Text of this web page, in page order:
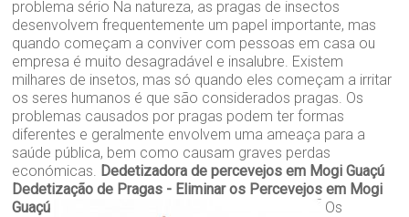
problema sério Na natureza, as pragas de insectos
desenvolvem frequentemente um papel importante, mas
quando começam a conviver com pessoas em casa ou
empresa é muito desagradável e insalubre. Existem
milhares de insetos, mas só quando eles começam a irritar
os seres humanos é que são considerados pragas. Os
problemas causados por pragas podem ter formas
diferentes e geralmente envolvem uma ameaça para a
saúde pública, bem como causam graves perdas
económicas.
Dedetizadora de percevejos em Mogi Guaçú
Dedetização de Pragas - Eliminar os Percevejos em Mogi
Guaçú
Os